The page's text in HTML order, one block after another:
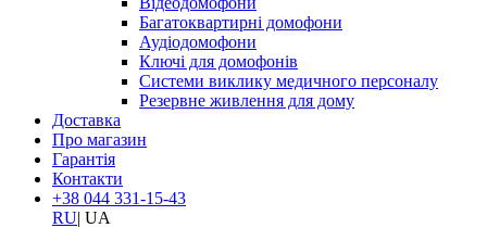
Багатоквартирні домофони
Аудіодомофони
Ключі для домофонів
Системи виклику медичного персоналу
Резервне живлення для дому
Доставка
Про магазин
Гарантія
Контакти
+38 044 331-15-43
RU| UA